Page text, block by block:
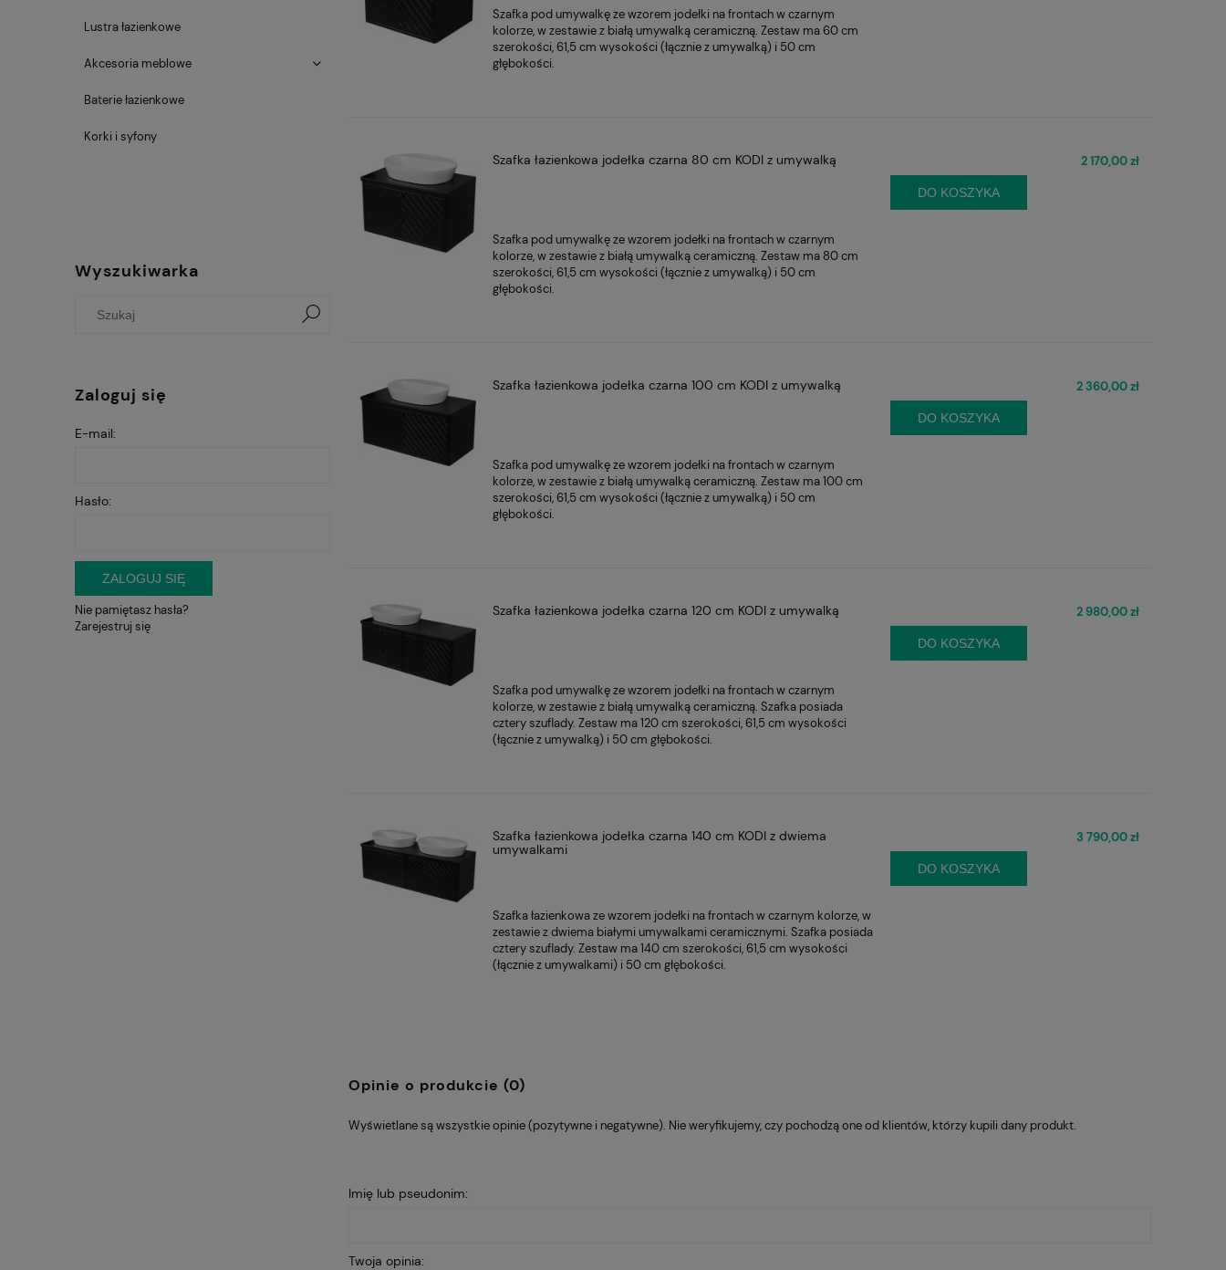
Lustra łazienkowe
Akcesoria meblowe
Baterie łazienkowe
Korki i syfony
Wyszukiwarka
Zaloguj się
E-mail:
Hasło:
ZALOGUJ SIĘ
Nie pamiętasz hasła?
Zarejestruj się
Szafka pod umywalkęze wzorem jodełki na frontach wczarnym
kolorze, w zestawie z białą umywalką ceramiczną. Zestaw ma 60 cm
szerokości, 61,5 cm wysokości (łącznie z umywalką) i 50 cm
głębokości.
Szafka łazienkowa jodełka czarna 80 cm KODI z umywalką
Szafka pod umywalkęze wzorem jodełki na frontach wczarnym
kolorze, w zestawie z białą umywalką ceramiczną. Zestaw ma 80 cm
szerokości, 61,5 cm wysokości (łącznie z umywalką) i 50 cm
głębokości.
2 170,00 zł
DO KOSZYKA
Szafka łazienkowa jodełka czarna 100 cm KODI z umywalką
Szafka pod umywalkęze wzorem jodełki na frontach wczarnym
kolorze, w zestawie z białą umywalką ceramiczną. Zestaw ma 100 cm
szerokości, 61,5 cm wysokości (łącznie z umywalką) i 50 cm
głębokości.
2 360,00 zł
DO KOSZYKA
Szafka łazienkowa jodełka czarna 120 cm KODI z umywalką
Szafka pod umywalkęze wzorem jodełki na frontach wczarnym
kolorze, w zestawie z białą umywalką ceramiczną. Szafka posiada
cztery szuflady. Zestaw ma 120 cm szerokości, 61,5 cm wysokości
(łącznie z umywalką) i 50 cm głębokości.
2 980,00 zł
DO KOSZYKA
Szafka łazienkowa jodełka czarna 140 cm KODI z dwiema
umywalkami
Szafka łazienkowaze wzorem jodełki na frontach wczarnym kolorze, w
zestawie z dwiema białymi umywalkami ceramicznymi. Szafka posiada
cztery szuflady. Zestaw ma 140 cm szerokości, 61,5 cm wysokości
(łącznie z umywalkami) i 50 cm głębokości.
3 790,00 zł
DO KOSZYKA
Opinie o produkcie (0)
Wyświetlane są wszystkie opinie (pozytywne i negatywne). Nie weryfikujemy, czy pochodzą one od klientów, którzy kupili dany produkt.
Imię lub pseudonim:
Twoja opinia: